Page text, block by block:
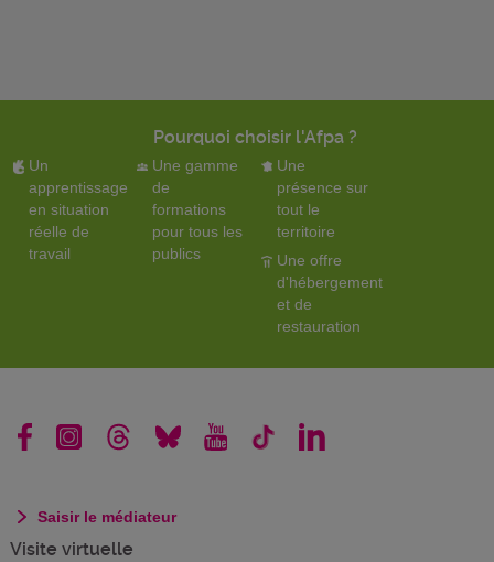
Pourquoi choisir l'Afpa ?
Un
apprentissage
en situation
réelle de
travail
Une gamme
de
formations
pour tous les
publics
Une
présence sur
tout le
territoire
Une offre
d'hébergement
et de
restauration
Saisir le médiateur
Visite virtuelle